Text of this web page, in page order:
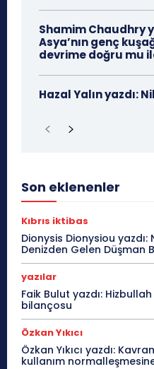
Shamim Chaudhry
Asya’nın genç
devrime doğru mu
Hazal Yalın yazdı:
Son eklenenler
Kıbrıs iktibas
Dionysis Dionysiou yazdı:
Denizden Gelen Düşman
yazılar
Faik Bulut yazdı:
bilançosu
Özkan Yıkıcı
Özkan Yıkıcı yazdı:
kullanım